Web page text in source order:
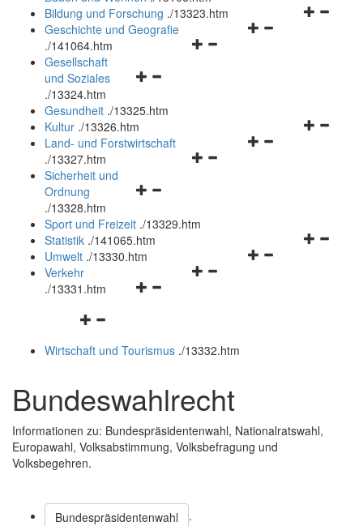
Navigationsmenü
Bildung und Forschung ./13323.htm
Navigationsmenü
Geschichte und Geografie
./141064.htm
Navigationsmenü
und
schließen
Gesellschaft
und Soziales
./13324.htm
Gesundheit ./13325.htm
Navigationsmenü
Kultur ./13326.htm
Navigationsmenü
Land- und Forstwirtschaft
./13327.htm
Navigationsmenü
und
schließen
Sicherheit und
Ordnung
./13328.htm
Sport und Freizeit ./13329.htm
Navigationsmenü
Statistik ./141065.htm
Navigationsmenü
Umwelt ./13330.htm
Navigationsmenü
Verkehr
./13331.htm
Navigationsmenü
und
Wirtschaft und Tourismus ./13332.htm
Bundeswahlrecht
Informationen zu: Bundespräsidentenwahl, Nationalratswahl,
Europawahl, Volksabstimmung, Volksbefragung und
Volksbegehren.
Bundespräsidentenwahl
.